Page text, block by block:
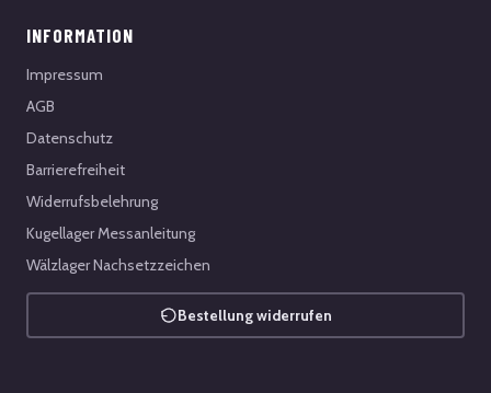
INFORMATION
Impressum
AGB
Datenschutz
Barrierefreiheit
Widerrufsbelehrung
Kugellager Messanleitung
Wälzlager Nachsetzzeichen
Bestellung widerrufen